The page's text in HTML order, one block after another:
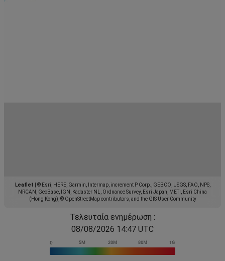
Leaflet
© Esri, HERE, Garmin, Intermap, increment P Corp., GEBCO, USGS, FAO, NPS,
NRCAN, GeoBase, IGN, Kadaster NL, Ordnance Survey, Esri Japan, METI, Esri China
(Hong Kong), © OpenStreetMap contributors, and the GIS User Community
Τελευταία ενημέρωση :
08/08/2026 14:47 UTC